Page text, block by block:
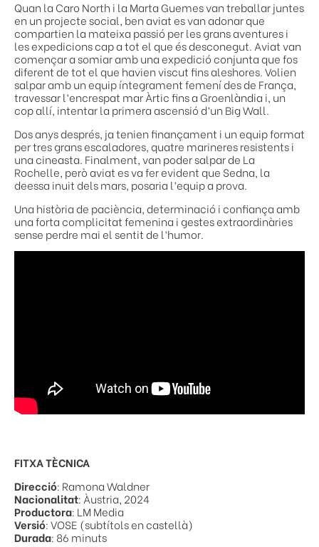
Quan la Caro North i la Marta Guemes van treballar juntes
en un projecte social, ben aviat es van adonar que
compartien la mateixa passió per les grans aventures i
les expedicions cap a tot el que és desconegut. Aviat van
començar a somiar amb una expedició conjunta que fos
diferent de tot el que havien viscut fins aleshores. Volien
salpar amb un equip íntegrament femení des de França,
travessar l’encrespat mar Àrtic fins a Groenlàndia i, un
cop allí, intentar la primera ascensió d’un Big Wall.
Dos anys després, ja tenien finançament i un equip format
per tres grans escaladores, quatre marineres resistents i
una cineasta. Finalment, van poder salpar de La
Rochelle, però aviat es va fer evident que Sedna, la
deessa inuit dels mars, posaria l’equip a prova.
Una història de paciència, determinació i confiança amb
una forta complicitat femenina i gestes extraordinàries
sense perdre mai el sentit de l’humor.
FITXA TÈCNICA
Direcció: Ramona Waldner
Nacionalitat: Àustria, 2024
Productora: LM Media
Versió: VOSE (subtítols en castellà)
Durada: 86 minuts